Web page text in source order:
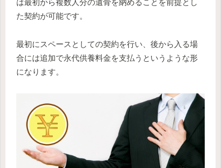
は最初から複数人分の遺骨を納めることを前提とし
た契約が可能です。
最初にスペースとしての契約を行い、後から入る場
合には追加で永代供養料金を支払うというような形
になります。